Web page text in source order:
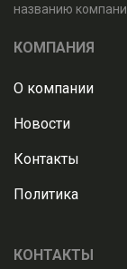
названию
КОМПАНИЯ
О компании
Новости
Контакты
Политика
КОНТАКТЫ